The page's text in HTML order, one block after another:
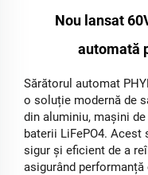
Nou lansat
automată
Sărătorul automat
o soluție modernă de
din aluminiu, mașini
baterii LiFePO4.
sigur și eficient de a
asigurând